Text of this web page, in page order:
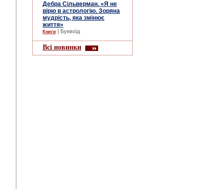
Дебра Сільверман. «Я не
вірю в астрологію. Зоряна
мудрість, яка змінює
життя»
Книги | Буквоїд
Всі новинки